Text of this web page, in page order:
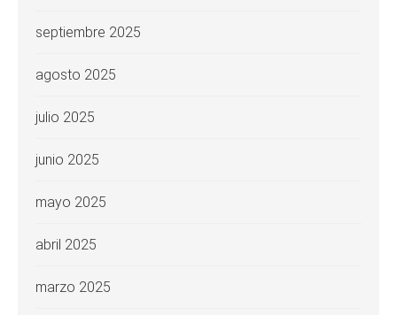
septiembre 2025
agosto 2025
julio 2025
junio 2025
mayo 2025
abril 2025
marzo 2025